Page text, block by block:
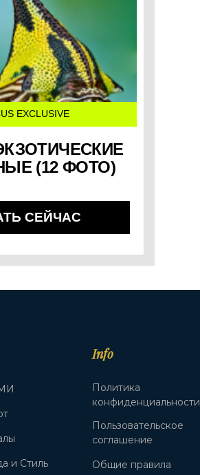
EXCLUSIVE
(12 ФОТО)
СЕЙЧАС
и Стиль
Info
Политика
конфиденциальности
Пользовательское
соглашение
Общие правила